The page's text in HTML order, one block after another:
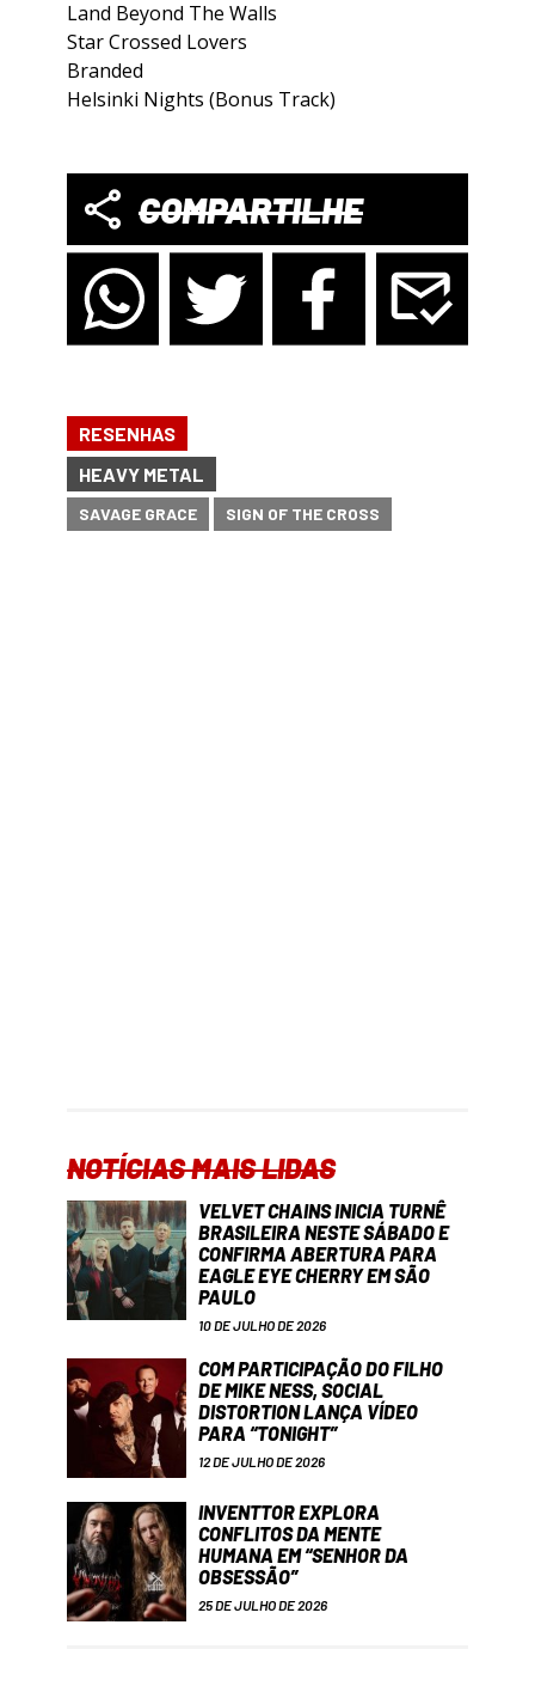
Land Beyond The Walls
Star Crossed Lovers
Branded
Helsinki Nights (Bonus Track)
COMPARTILHE
RESENHAS
HEAVY METAL
SAVAGE GRACE SIGN OF THE CROSS
NOTÍCIAS MAIS LIDAS
VELVET CHAINS INICIA TURNÊ
BRASILEIRA NESTE SÁBADO E
CONFIRMA ABERTURA PARA
EAGLE EYE CHERRY EM SÃO
PAULO
10 DE JULHO DE 2026
COM PARTICIPAÇÃO DO FILHO
DE MIKE NESS, SOCIAL
DISTORTION LANÇA VÍDEO
PARA “TONIGHT”
12 DE JULHO DE 2026
INVENTTOR EXPLORA
CONFLITOS DA MENTE
HUMANA EM “SENHOR DA
OBSESSÃO”
25 DE JULHO DE 2026